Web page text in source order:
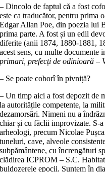
– Dincolo de faptul că a fost
este ca traducător, pentru prima
Edgar Allan Poe, din poezia lui
prima parte. A fost și un edil
diferite (anii 1874, 1880-1881,
acest sens, cu multe documente
primari, prefecți de odinioară –
– Se poate coborî în pivniță?
– Un timp aici a fost depozit de
la autoritățile competente, la
dezamorsări. Nimeni nu a
chiar și cu făclii improvizate. S-
arheologi, precum Nicolae
tuneluri, cave, alveole
subpământene, cu încrengături
clădirea ICPROM – S.C.
buldozerele epocii. Suntem în